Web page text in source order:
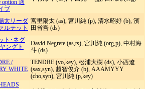
option 適
ブ
太リーダ
ルテット
宮里陽太 (as), 宮川純 (p), 清水昭好 (b), 濱
田省吾 (ds)
ト･ネグ
ングト
David Negrete (as,ts), 宮川純 (org,p), 中村海
斗 (ds)
/
WHITE
TENDRE (vo,key), 松浦大樹 (ds), 小西遼
(sax,syn), 越智俊介 (b), AAAMYYY
(cho,syn), 宮川純 (p,key)